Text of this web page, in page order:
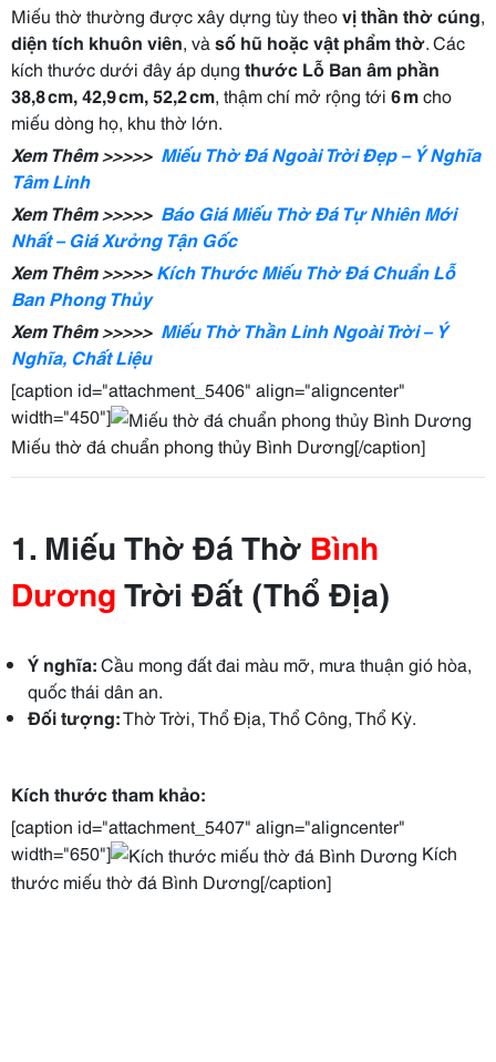
Miếu thờ thường được xây dựng tùy theovị thần thờ cúng,
diện tích khuôn viên, và số hũ hoặc vật phẩm thờ. Các
kích thước dưới đây áp dụng thước Lỗ Ban âm phần
38,8 cm, 42,9 cm, 52,2 cm, thậm chí mở rộng tới 6 mcho
miếu dòng họ, khu thờ lớn.
Xem Thêm >>>>> Miếu Thờ Đá Ngoài Trời Đẹp – Ý Nghĩa
Tâm Linh
Xem Thêm >>>>> Báo Giá Miếu Thờ Đá Tự Nhiên Mới
Nhất – Giá Xưởng Tận Gốc
Xem Thêm >>>>>Kích Thước Miếu Thờ Đá Chuẩn Lỗ
Ban Phong Thủy
Xem Thêm >>>>> Miếu Thờ Thần Linh Ngoài Trời – Ý
Nghĩa, Chất Liệu
[caption id="attachment_5406" align="aligncenter"
width="450"]
Miếu thờ đá chuẩn phong thủy Bình Dương[/caption]
1. Miếu Thờ Đá Thờ Bình
Dương Trời Đất (Thổ Địa)
Ý nghĩa:Cầu mong đất đai màu mỡ, mưa thuận gió hòa,
quốc thái dân an.
Đối tượng:Thờ Trời, Thổ Địa, Thổ Công, Thổ Kỳ.
Kích thước tham khảo:
[caption id="attachment_5407" align="aligncenter"
width="650"]
Kích
thước miếu thờ đá Bình Dương[/caption]